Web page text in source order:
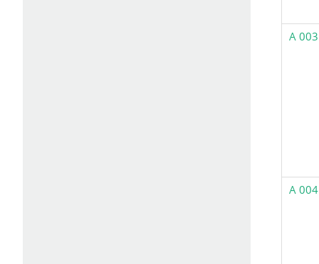
A 003
A 004